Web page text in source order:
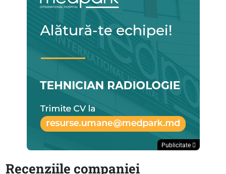
Publicitate
Recenziile companiei